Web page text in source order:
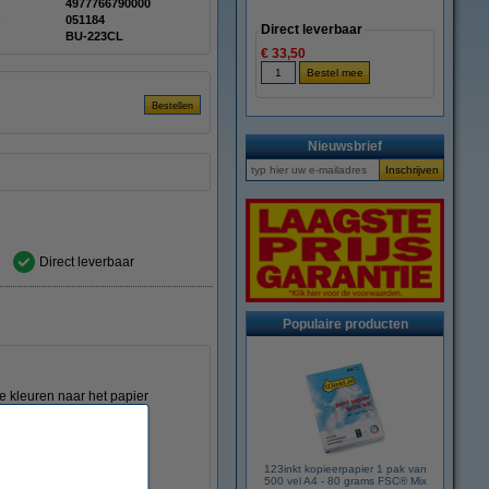
4977766790000
051184
BU-223CL
Direct leverbaar
kleuren naar het papier
Direct leverbaar
€ 33,50
Nieuwsbrief
Populaire producten
123inkt kopieerpapier 1 pak van
500 vel A4 - 80 grams FSC® Mix